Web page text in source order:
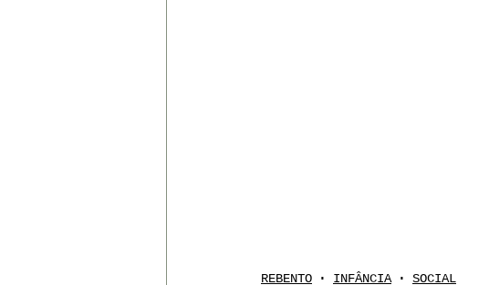
REBENTO INFÂNCIA SOCIAL